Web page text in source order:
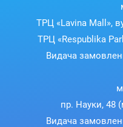
ТРЦ «Lavina Mall»,
ТРЦ «Respublika
Видача
пр. Науки, 48
Видача